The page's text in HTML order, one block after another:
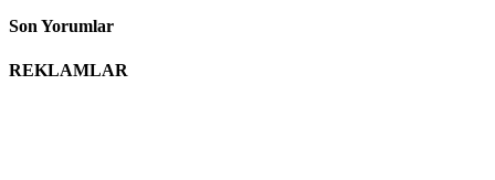
Son Yorumlar
REKLAMLAR